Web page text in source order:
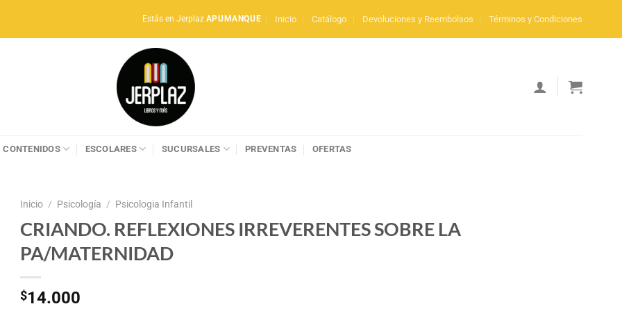
Estás en Jerplaz APUMANQUE Inicio Catálogo Devoluciones y Reembolsos Términos y Condiciones
CONTENIDOS ESCOLARES SUCURSALES PREVENTAS OFERTAS
Inicio / Psicología / Psicologia Infantil
CRIANDO. REFLEXIONES IRREVERENTES SOBRE LA
PA/MATERNIDAD
$14.000